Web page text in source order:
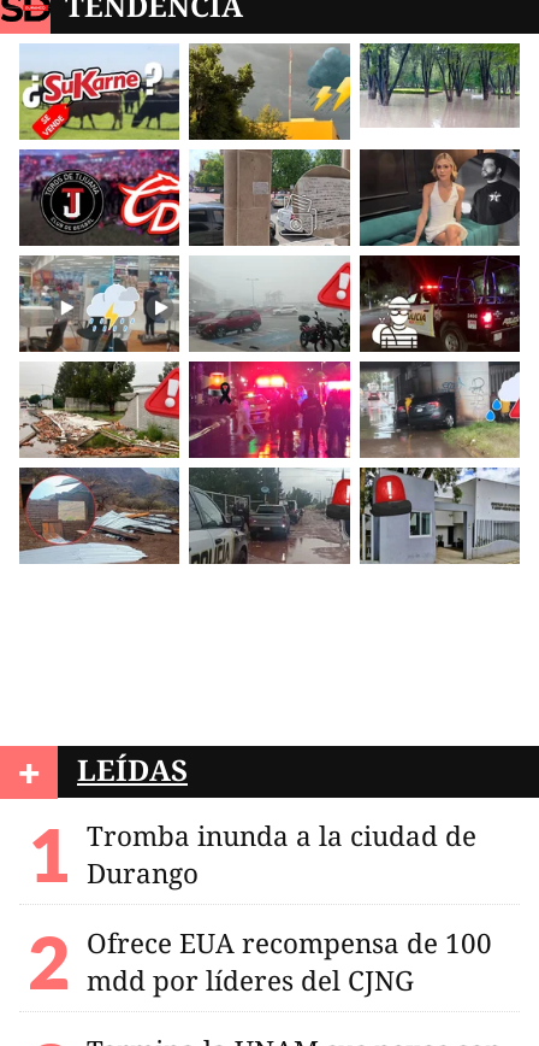
+ LEÍDAS
Tromba inunda a la ciudad de
Durango
Ofrece EUA recompensa de 100
mdd por líderes del CJNG